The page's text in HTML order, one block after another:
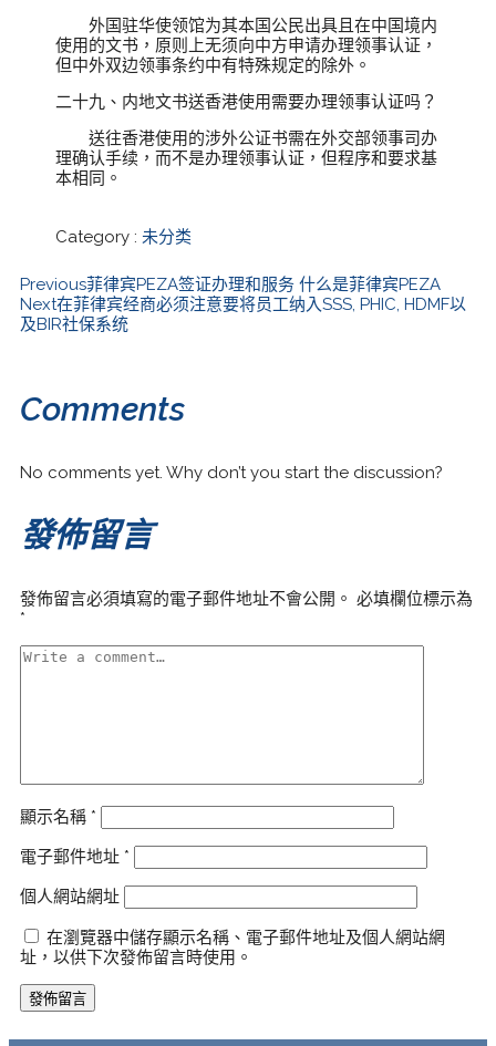
外国驻华使领馆为其本国公民出具且在中国境内
使用的文书，原则上无须向中方申请办理领事认证，
但中外双边领事条约中有特殊规定的除外。
二十九、内地文书送香港使用需要办理领事认证吗？
送往香港使用的涉外公证书需在外交部领事司办
理确认手续，而不是办理领事认证，但程序和要求基
本相同。
Category : 未分类
Previous菲律宾PEZA签证办理和服务 什么是菲律宾PEZA
Next在菲律宾经商必须注意要将员工纳入SSS, PHIC, HDMF以
及BIR社保系统
Comments
No comments yet. Why don’t you start the discussion?
發佈留言
發佈留言必須填寫的電子郵件地址不會公開。 必填欄位標示為
*
顯示名稱 *
電子郵件地址 *
個人網站網址
在瀏覽器中儲存顯示名稱、電子郵件地址及個人網站網
址，以供下次發佈留言時使用。